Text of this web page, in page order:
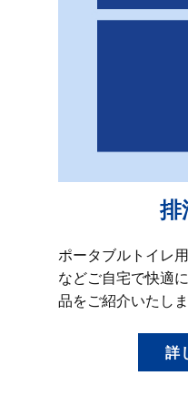
排
ポータブルトイレ
などご自宅で快適
品をご紹介いたしま
詳